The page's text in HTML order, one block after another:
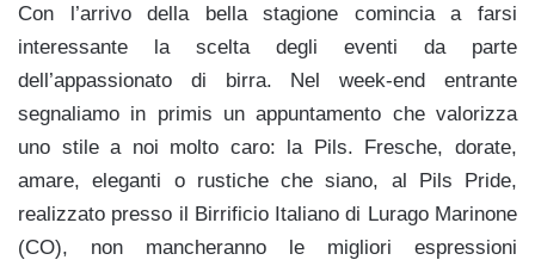
Con l’arrivo della bella stagione comincia a farsi
interessante la scelta degli eventi da parte
dell’appassionato di birra. Nel week-end entrante
segnaliamo in primis un appuntamento che valorizza
uno stile a noi molto caro: la Pils. Fresche, dorate,
amare, eleganti o rustiche che siano, al Pils Pride,
realizzato presso il Birrificio Italiano di Lurago Marinone
(CO), non mancheranno le migliori espressioni